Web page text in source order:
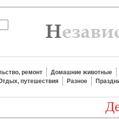
ремонт
Домашние животные
путешествия
Разное